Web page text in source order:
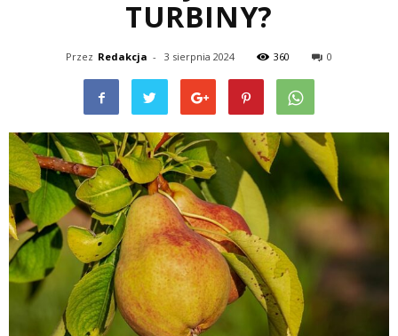
TURBINY?
Przez Redakcja - 3 sierpnia 2024 360 0